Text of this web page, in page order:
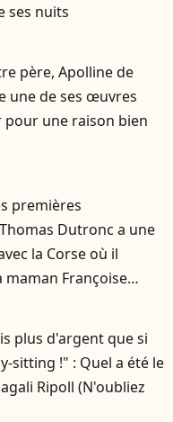
ses nuits
père, Apolline de
une de ses œuvres
une raison bien
premières
Dutronc a une
la Corse où il
maman Françoise
plus d'argent que si
sitting !" : Quel a été le
Ripoll (N'oubliez